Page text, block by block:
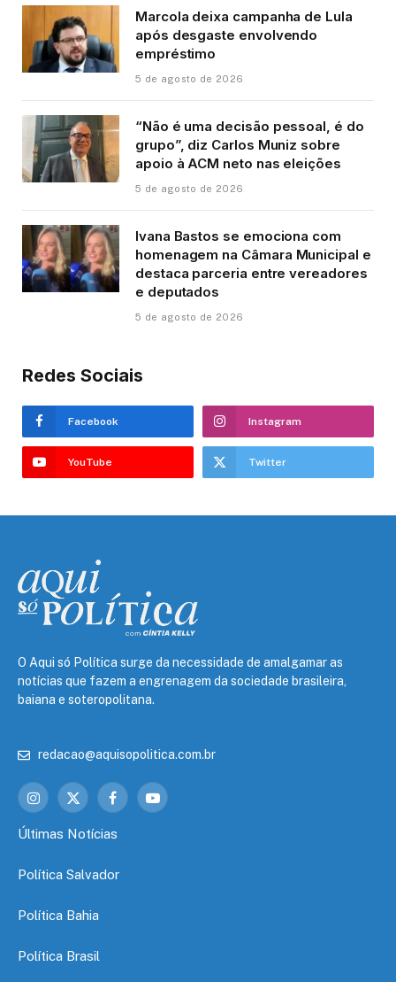
Marcola deixa campanha de Lula
após desgaste envolvendo
empréstimo
5 de agosto de 2026
“Não é uma decisão pessoal, é do
grupo”, diz Carlos Muniz sobre
apoio à ACM neto nas eleições
5 de agosto de 2026
Ivana Bastos se emociona com
homenagem na Câmara Municipal e
destaca parceria entre vereadores
e deputados
5 de agosto de 2026
Redes Sociais
Facebook Instagram
YouTube Twitter
O Aqui só Política surge da necessidade de amalgamar as
notícias que fazem a engrenagem da sociedade brasileira,
baiana e soteropolitana.
redacao@aquisopolitica.com.br
Instagram
X
FacebookYouTube
Últimas Notícias
Política Salvador
Política Bahia
Política Brasil